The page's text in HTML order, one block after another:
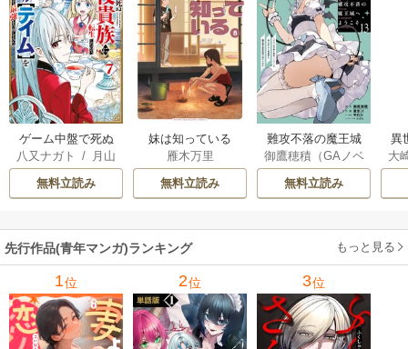
ゲーム中盤で死ぬ
悪役貴族に転生し
たので、外れスキ
ル【テイム】を駆
してみた
八又ナガト / 月山
可也
無料立読み
妹は知っている
雁木万里
無料立読み
難攻不落の魔王城
へようこそ～デバ
フは不要と勇者パ
ーティーを追い出
魔王軍の最高幹部
に迎えられる～
御鷹穂積（GAノベ
ル／SBクリエイテ
ィブ刊）/蚕堂j1
六/ユウヒ
無料立読み
異
は
大
先行作品(青年マンガ)ランキング もっと見る
1位 2位 3位